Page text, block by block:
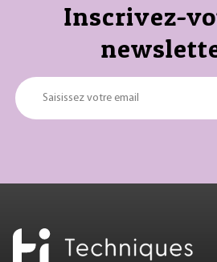
Inscrivez-
Saisissez votre email